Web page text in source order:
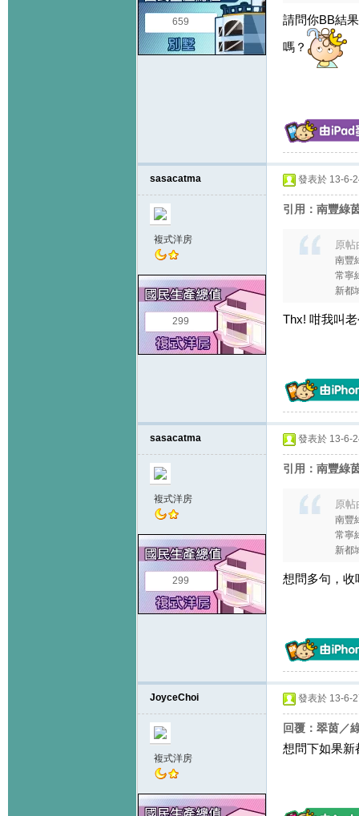
659
請問你BB結
嗎？
sasacatma
複式洋房
299
發表於 13-6-
引用：南豐綠
原
南豐
常寧
新都
Thx! 咁我叫
sasacatma
複式洋房
299
發表於 13-6-
引用：南豐綠
原
南豐
常寧
新都
想問多句，收
JoyceChoi
複式洋房
發表於 13-6-
回覆：翠茵／
想問下如果新